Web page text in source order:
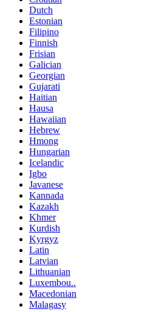
Dutch
Estonian
Filipino
Finnish
Frisian
Galician
Georgian
Gujarati
Haitian
Hausa
Hawaiian
Hebrew
Hmong
Hungarian
Icelandic
Igbo
Javanese
Kannada
Kazakh
Khmer
Kurdish
Kyrgyz
Latin
Latvian
Lithuanian
Luxembou..
Macedonian
Malagasy